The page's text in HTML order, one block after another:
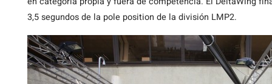
3,5 segundos de la pole position de la división LMP2.